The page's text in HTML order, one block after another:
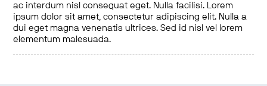
ac interdum nisl consequat eget. Nulla facilisi. Lorem
ipsum dolor sit amet, consectetur adipiscing elit. Nulla a
dui eget magna venenatis ultrices. Sed id nisl vel lorem
elementum malesuada.